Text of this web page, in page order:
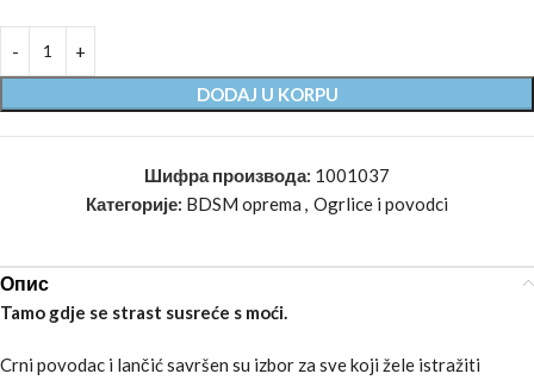
DODAJ U KORPU
Шифра производа: 1001037
Категорије: BDSM oprema , Ogrlice i povodci
Опис
Tamo gdje se strast susreće s moći.
Crni povodac i lančić savršen su izbor za sve koji žele istražiti